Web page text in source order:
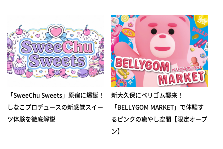
「SweeChu Sweets」原宿に爆誕！
しなこプロデュースの新感覚スイー
ツ体験を徹底解説
新大久保にベリゴム襲来！
「BELLYGOM MARKET」で体験す
るピンクの癒やし空間【限定オープ
ン】